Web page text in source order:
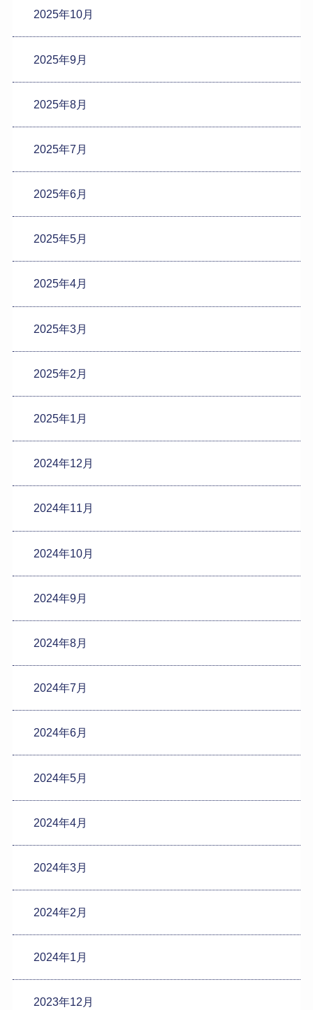
2025年10月
2025年9月
2025年8月
2025年7月
2025年6月
2025年5月
2025年4月
2025年3月
2025年2月
2025年1月
2024年12月
2024年11月
2024年10月
2024年9月
2024年8月
2024年7月
2024年6月
2024年5月
2024年4月
2024年3月
2024年2月
2024年1月
2023年12月